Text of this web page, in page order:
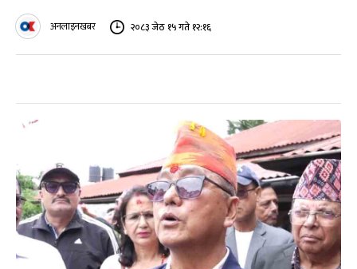
अनलाइनखबर २०८३ जेठ १५ गते १२:१६